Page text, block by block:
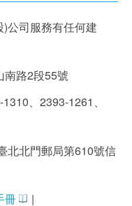
公司服務有任何建
南路2段55號
、2393-1261、
北北門郵局第610號信
冊 |